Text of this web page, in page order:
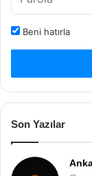
Beni hatırla
Son Yazılar